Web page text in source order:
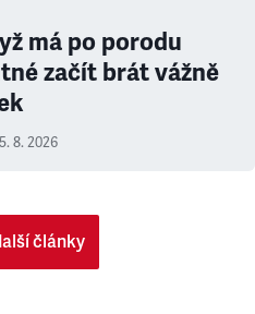
má po porodu
začít brát vážně
5. 8. 2026
články